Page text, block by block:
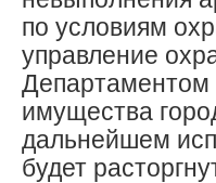
по условиям
управление
Департаментом
имущества
дальнейшем
будет